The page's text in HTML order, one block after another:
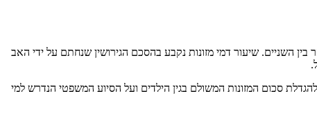
בין השניים. שיעור דמי מזונות נקבע בהסכם הגירושין שנחתם על ידי האב
סכום המזונות המשולם בגין הילדים ועל הסיוע המשפטי הנדרש למי